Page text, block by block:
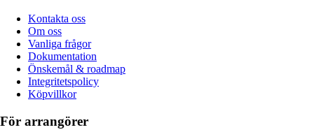
Kontakta oss
Om oss
Vanliga frågor
Dokumentation
Önskemål & roadmap
Integritetspolicy
Köpvillkor
För arrangörer